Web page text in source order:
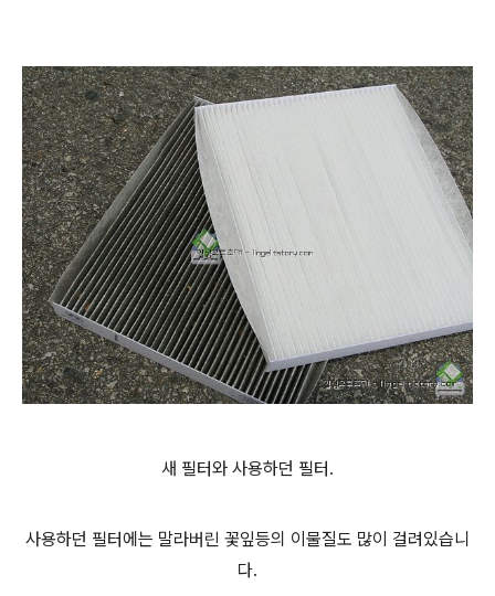
새 필터와 사용하던 필터.
사용하던 필터에는 말라버린 꽃잎등의 이물질도 많이 걸려있습니
다.